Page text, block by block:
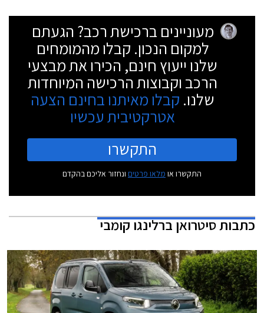
מעוניינים ברכישת רכב? הגעתם
למקום הנכון. קבלו מהמומחים
שלנו ייעוץ חינם, הכירו את מבצעי
הרכב וקבוצות הרכישה המיוחדות
שלנו. קבלו מאיתנו בחינם הצעה
אטרקטיבית עכשיו
התקשרו
התקשרו או מלאו פרטים ונחזור אליכם בהקדם
כתבותסיטרואן ברלינגו קומבי